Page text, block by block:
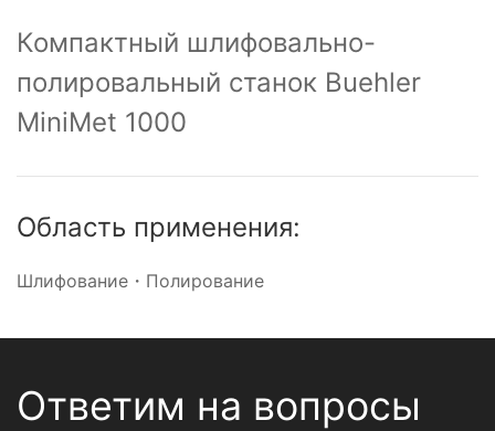
Компактный шлифовально-
полировальный станок Buehler
MiniMet 1000
Область применения:
Шлифование・Полирование
Ответим на вопросы